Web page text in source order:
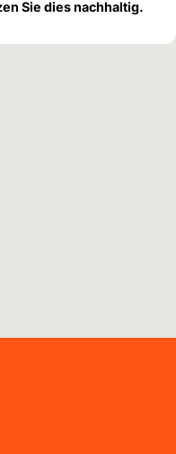
Sie dies nachhaltig.